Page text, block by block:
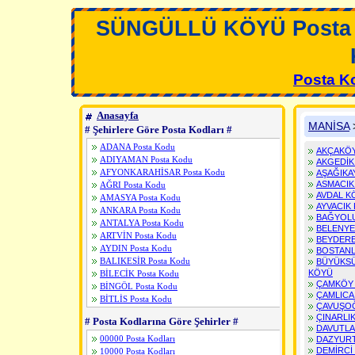
SÜNGÜLLÜ KÖYÜ
Posta
Anasayfa
# Şehirlere Göre Posta Kodları #
ADANA Posta Kodu
ADIYAMAN Posta Kodu
AFYONKARAHİSAR Posta Kodu
AĞRI Posta Kodu
AMASYA Posta Kodu
ANKARA Posta Kodu
ANTALYA Posta Kodu
ARTVİN Posta Kodu
AYDIN Posta Kodu
BALIKESİR Posta Kodu
BİLECİK Posta Kodu
BİNGÖL Posta Kodu
BİTLİS Posta Kodu
BURDUR Posta Kodu
BURSA Posta Kodu
ÇANAKKALE Posta Kodu
# Posta Kodlarına Göre Şehirler #
00000 Posta Kodları
10000 Posta Kodları
MANİSA
AVDAL
AYVACIK
KÖYÜ
DEMİRCİ